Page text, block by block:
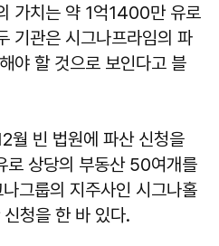
가치는 약 1억1400만 유로
기관은 시그나프라임의 파
야 할 것으로 보인다고 블
월 빈 법원에 파산 신청을
로 상당의 부동산 50여개를
그룹의 지주사인 시그나홀
청을 한 바 있다.